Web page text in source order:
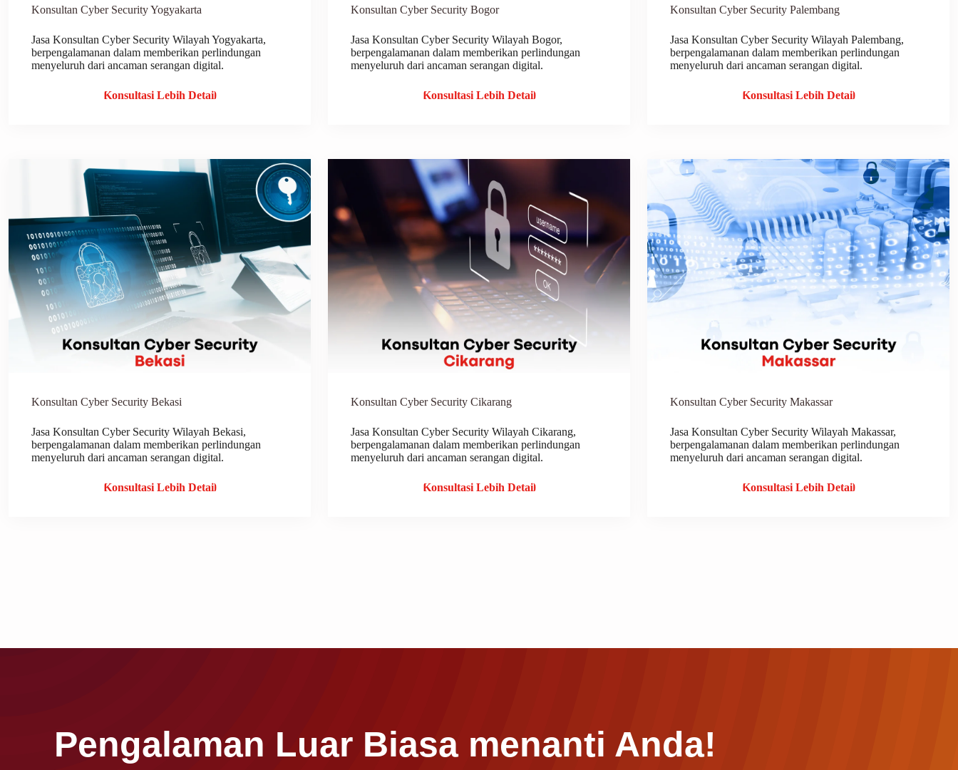
Konsultan Cyber Security Yogyakarta
Jasa Konsultan Cyber Security Wilayah Yogyakarta,
berpengalamanan dalam memberikan perlindungan
menyeluruh dari ancaman serangan digital.
Konsultasi Lebih Detail
Konsultan Cyber Security Bogor
Jasa Konsultan Cyber Security Wilayah Bogor,
berpengalamanan dalam memberikan perlindungan
menyeluruh dari ancaman serangan digital.
Konsultasi Lebih Detail
Konsultan Cyber Security Palembang
Jasa Konsultan Cyber Security Wilayah Palembang,
berpengalamanan dalam memberikan perlindungan
menyeluruh dari ancaman serangan digital.
Konsultasi Lebih Detail
Konsultan Cyber Security Bekasi
Jasa Konsultan Cyber Security Wilayah Bekasi,
berpengalamanan dalam memberikan perlindungan
menyeluruh dari ancaman serangan digital.
Konsultasi Lebih Detail
Konsultan Cyber Security Cikarang
Jasa Konsultan Cyber Security Wilayah Cikarang,
berpengalamanan dalam memberikan perlindungan
menyeluruh dari ancaman serangan digital.
Konsultasi Lebih Detail
Konsultan Cyber Security Makassar
Jasa Konsultan Cyber Security Wilayah Makassar,
berpengalamanan dalam memberikan perlindungan
menyeluruh dari ancaman serangan digital.
Konsultasi Lebih Detail
Pengalaman Luar Biasa menanti Anda!